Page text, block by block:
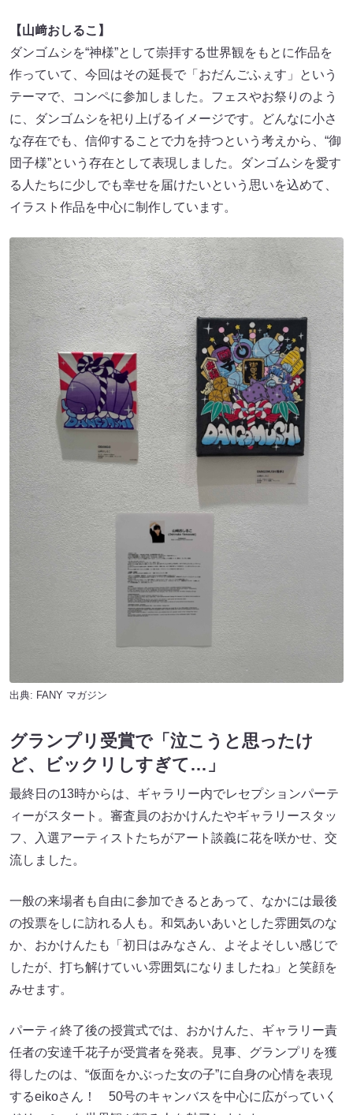
【山﨑おしるこ】
ダンゴムシを“神様”として崇拝する世界観をもとに作品を
作っていて、今回はその延長で「おだんごふぇす」という
テーマで、コンペに参加しました。フェスやお祭りのよう
に、ダンゴムシを祀り上げるイメージです。どんなに小さ
な存在でも、信仰することで力を持つという考えから、“御
団子様”という存在として表現しました。ダンゴムシを愛す
る人たちに少しでも幸せを届けたいという思いを込めて、
イラスト作品を中心に制作しています。
出典: FANY マガジン
グランプリ受賞で「泣こうと思ったけ
ど、ビックリしすぎて…」
最終日の13時からは、ギャラリー内でレセプションパーテ
ィーがスタート。審査員のおかけんたやギャラリースタッ
フ、入選アーティストたちがアート談義に花を咲かせ、交
流しました。
一般の来場者も自由に参加できるとあって、なかには最後
の投票をしに訪れる人も。和気あいあいとした雰囲気のな
か、おかけんたも「初日はみなさん、よそよそしい感じで
したが、打ち解けていい雰囲気になりましたね」と笑顔を
みせます。
パーティ終了後の授賞式では、おかけんた、ギャラリー責
任者の安達千花子が受賞者を発表。見事、グランプリを獲
得したのは、“仮面をかぶった女の子”に自身の心情を表現
するeikoさん！ 50号のキャンバスを中心に広がっていく